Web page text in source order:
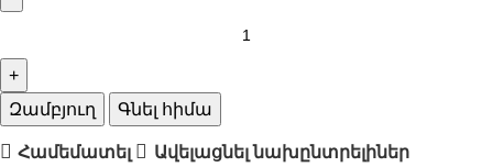
Զամբյուղ Գնել հիմա
Համեմատել Ավելացնել նախընտրելիներ